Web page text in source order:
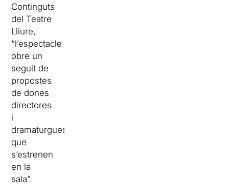
Continguts
del Teatre
Lliure,
“l’espectacle
obre un
seguit de
propostes
de dones
directores
i
dramaturgues
que
s’estrenen
en la
sala”.